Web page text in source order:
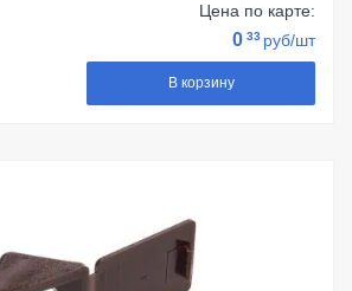
Цена по карте:
0 33 руб/шт
В корзину